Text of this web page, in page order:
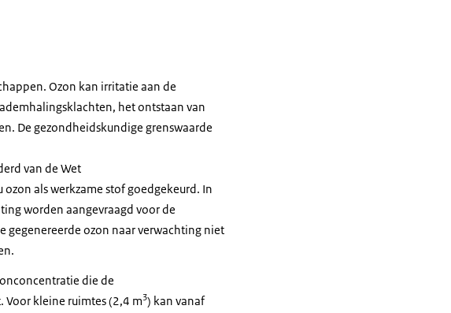
Ozon kan irritatie aan de
het ontstaan van
De gezondheidskundige grenswaarde
van de Wet
als werkzame stof goedgekeurd. In
worden aangevraagd voor de
gegenereerde ozon naar verwachting niet
die de
Voor kleine ruimtes (2,4 m3) kan vanaf